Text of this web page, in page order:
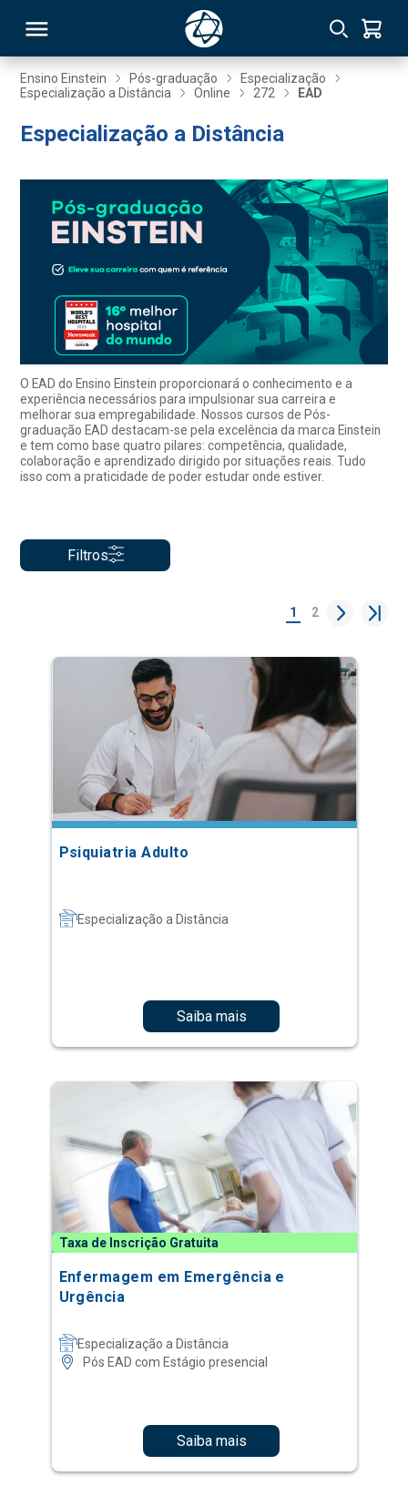
Ensino Einstein Pós-graduação
Especialização
Especialização a Distância
Online 272 EAD
Especialização a Distância
O EAD do Ensino Einstein proporcionará o conhecimento e a
experiência necessários para impulsionar sua carreira e
melhorar sua empregabilidade. Nossos cursos de Pós-
graduação EAD destacam-se pela excelência da marca Einstein
e tem como base quatro pilares: competência, qualidade,
colaboração e aprendizado dirigido por situações reais. Tudo
isso com a praticidade de poder estudar onde estiver.
Filtros
1 2
Psiquiatria Adulto
Especialização a Distância
Saiba mais
Taxa de Inscrição Gratuita
Enfermagem em Emergência e
Urgência
Especialização a Distância
Pós EAD com Estágio presencial
Saiba mais